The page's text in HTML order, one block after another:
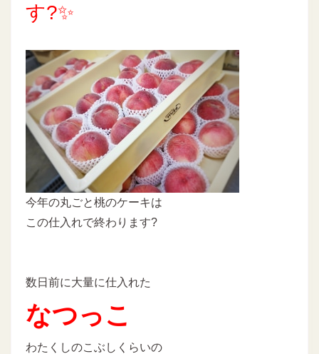
す?✨
今年の丸ごと桃のケーキは
この仕入れで終わります?
数日前に大量に仕入れた
なつっこ
わたくしのこぶしくらいの